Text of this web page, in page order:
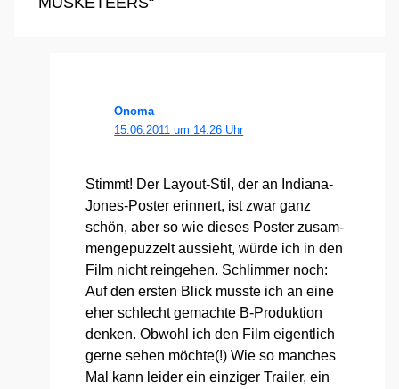
Onoma
15.06.2011 um 14:26 Uhr
Stimmt! Der Lay­out-Stil, der an India­na-
Jones-Pos­ter erin­nert, ist zwar ganz
schön, aber so wie die­ses Pos­ter zusam­
men­ge­puz­zelt aus­sieht, wür­de ich in den
Film nicht rein­ge­hen. Schlim­mer noch:
Auf den ers­ten Blick muss­te ich an eine
eher schlecht gemach­te B‑Produktion
den­ken. Obwohl ich den Film eigent­lich
ger­ne sehen möch­te(!) Wie so man­ches
Mal kann lei­der ein ein­zi­ger Trai­ler, ein